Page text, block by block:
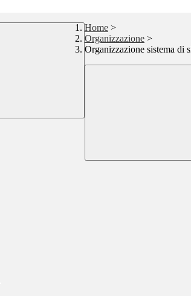
Home >
Organizzazione >
Organizzazione sistema di